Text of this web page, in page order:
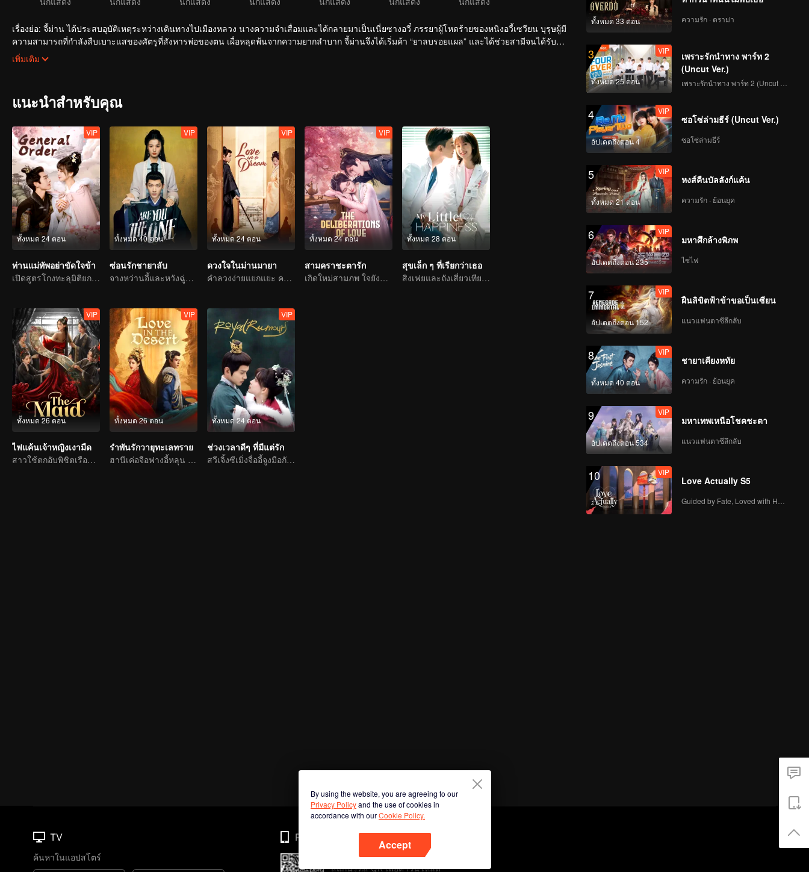
เรื่องย่อ: จี้ม่าน ได้ประสบอุบัติเหตุระหว่างเดินทางไปเมืองหลวง นางความจำเสื่อมและได้กลายมาเป็นเนี่ยซางอวี๋ ภรรยาผู้โหดร้ายของหนิงอวี้เซวียน บุรุษผู้มี
ความสามารถที่กำลังสืบเบาะแสของศัตรูที่สังหารพ่อของตน เผื่อหลุดพ้นจากความยากลำบาก จี้ม่านจึงได้เริ่มค้า “ยาลบรอยแผล” และได้ช่วยสามีจนได้รับ
พระราชทานบรรดาศักดิ์ ภายหลังหนิงอวี้เซวียนกลับถูกใส่ร้ายและถูกส่งตัวมายังแถบชายฝั่ง ในช่วงเวลาเหล่านี้ ระหว่างจี้ม่านและหนิงอวี้เซวียนก็ได้ก่อเกิด
เพิ่มเติม
แนะนำสำหรับคุณ
ทั้งหมด 24 ตอน
VIP
ท่านแม่ทัพอย่าขัดใจข้า
เปิดสูตรโกงทะลุมิติยกทีม
ทั้งหมด 40 ตอน
VIP
ซ่อนรักชายาลับ
จางหว่านอี้และหวังฉู่หร่านคู่ปรับมาเล่นพ่อแม่ลูก
ทั้งหมด 24 ตอน
VIP
ดวงใจในม่านมายา
คำลวงง่ายแยกแยะ ความจริงใจยากร้องขอ
ทั้งหมด 24 ตอน
VIP
สามคราชะตารัก
เกิดใหม่สามภพ ใจยังรักเพียงผู้เดียว
ทั้งหมด 28 ตอน
สุขเล็ก ๆ ที่เรียกว่าเธอ
สิงเฟยและถังเสี่ยวเทียน : หวานหยดฆ่าคนโสด ! "คู่รักชิงชง" สลับบทบาทกัน สิงเฟยกลายเป็นคนเต๊าะถังเสี่ยวเทียน
ทั้งหมด 26 ตอน
VIP
ไฟแค้นเจ้าหญิงเงามืด
สาวใช้ตกอับพิชิตเรือนหลัง
ทั้งหมด 26 ตอน
VIP
รำพันรักวายุทะเลทราย
ฮานีเค่อจือฟางอี้หลุน โชคชะตารักทรหด
ทั้งหมด 24 ตอน
VIP
ช่วงเวลาดีๆ ที่มีแต่รัก
สวีเจิ้งซีเมิ่งจื่ออี้จูงมือกันหวานฉ่ำ
ทั้งหมด 33 ตอน ความรัก · ดราม่า
3
ทั้งหมด 25 ตอน
VIP
เพราะรักนำทาง พาร์ท 2
(Uncut Ver.)
4
อัปเดตถึงตอน 4
VIP
ซอโซ่ล่ามธีร์ (Uncut Ver.)
ซอโซ่ล่ามธีร์
5
ทั้งหมด 21 ตอน
VIP
หงส์คืนบัลลังก์แค้น
ความรัก · ย้อนยุค
6
อัปเดตถึงตอน 235
VIP
มหาศึกล้างพิภพ
ไซไฟ
7
อัปเดตถึงตอน 152
VIP
ฝืนลิขิตฟ้าข้าขอเป็นเซียน
แนวแฟนตาซีลึกลับ
8
ทั้งหมด 40 ตอน
VIP
ชายาเคียงหทัย
ความรัก · ย้อนยุค
9
อัปเดตถึงตอน 534
VIP
มหาเทพเหนือโชคชะตา
แนวแฟนตาซีลึกลับ
10 VIP
Love Actually S5
By using the website, you are agreeing to our
Privacy Policyand the use of cookies in
accordance with ourCookie Policy.
Accept
TV
ค้นหาในแอปสโตร์
Phone
สแกนรหัส QR เพื่อดาวน์โหลด